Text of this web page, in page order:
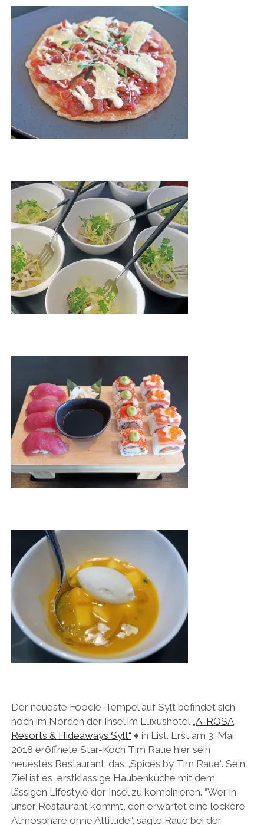
Der neueste Foodie-Tempel auf Sylt befindet sich
hoch im Norden der Insel im Luxushotel „A-ROSA
Resorts & Hideaways Sylt“ ♦ in List. Erst am 3. Mai
2018 eröffnete Star-Koch Tim Raue hier sein
neuestes Restaurant: das „Spices by Tim Raue“. Sein
Ziel ist es, erstklassige Haubenküche mit dem
lässigen Lifestyle der Insel zu kombinieren. “Wer in
unser Restaurant kommt, den erwartet eine lockere
Atmosphäre ohne Attitüde“, sagte Raue bei der